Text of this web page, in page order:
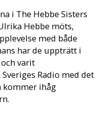
i The Hebbe Sisters
Hebbe möts,
med både
har de uppträtt i
varit
Radio med det
kommer ihåg